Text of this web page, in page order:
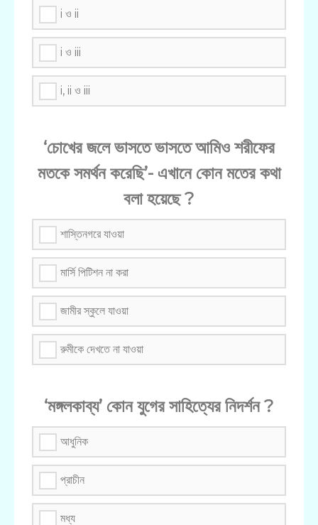
i ও ii
i ও iii
i, ii ও iii
‘চোখের জলে ভাসতে ভাসতে আমিও শরীফের
মতকে সমর্থন করেছি’- এখানে কোন মতের কথা
বলা হয়েছে ?
শাস্তিনগরে যাওয়া
মার্সি পিটিশন না করা
জামীর স্কুলে যাওয়া
রুমীকে দেখতে না যাওয়া
‘মঙ্গলকাব্য’ কোন যুগের সাহিত্যের নিদর্শন ?
আধুনিক
প্রাচীন
মধ্য